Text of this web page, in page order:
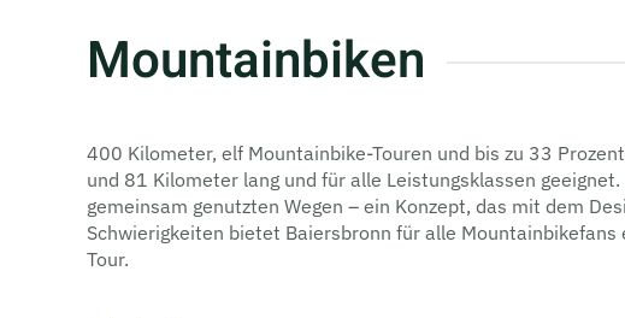
Mountainbiken
400 Kilometer, elf Mountainbike-Touren und bis zu 33
und 81 Kilometer lang und für alle Leistungsklassen
gemeinsam genutzten Wegen – ein Konzept, das mit dem
Schwierigkeiten bietet Baiersbronn für alle
Tour.